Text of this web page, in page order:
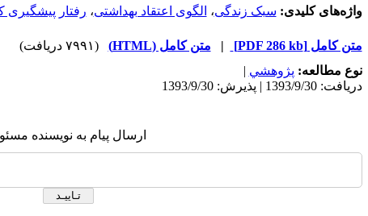
واژه‌های کلیدی: سبک زندگی، الگوی اعتقاد بهداشتی، رفتار پیشگیری
متن کامل[PDF 286 kb]
| متن کامل (HTML)
(۷۹۹۱ دریافت)
نوع مطالعه: پژوهشي |
دریافت: 1393/9/30 | پذیرش: 1393/9/30
ارسال پیام به نویسنده